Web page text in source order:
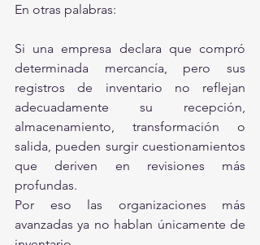
En otras palabras:
Si una empresa declara que compró
determinada mercancía, pero sus
registros de inventario no reflejan
adecuadamente su recepción,
almacenamiento, transformación o
salida, pueden surgir cuestionamientos
que deriven en revisiones más
profundas.
Por eso las organizaciones más
avanzadas ya no hablan únicamente de